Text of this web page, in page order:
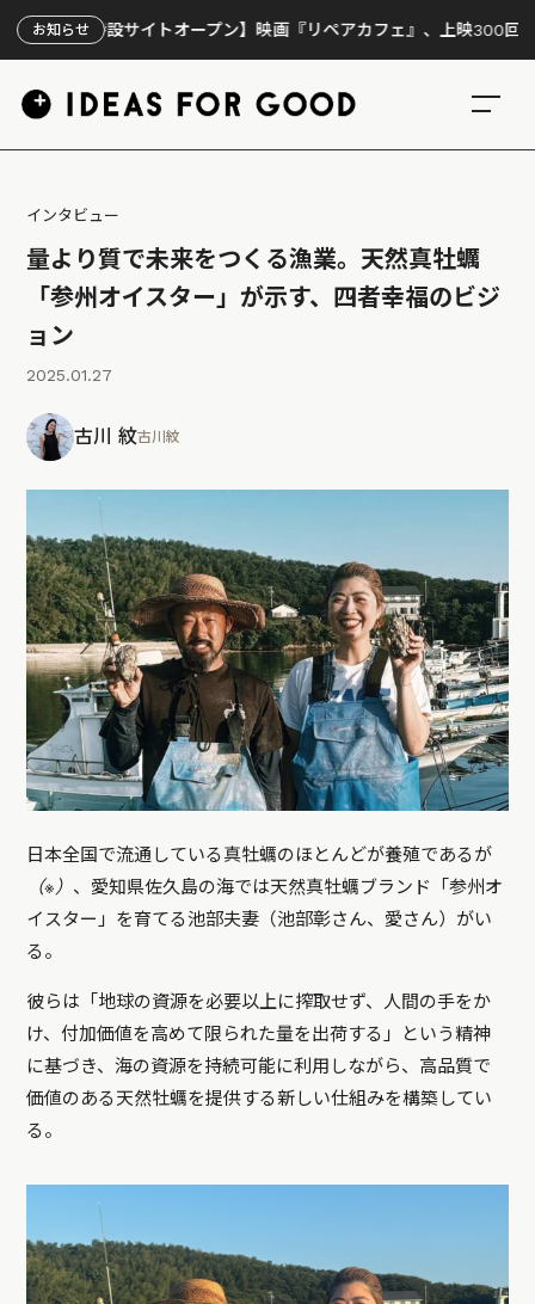
お知らせ
イトオープン】映画『リペアカフェ』、上映300回の先で見えてきた
インタビュー
量より質で未来をつくる漁業。天然真牡蠣
「参州オイスター」が示す、四者幸福のビジ
ョン
2025.01.27
古川 紋古川紋
日本全国で流通している真牡蠣のほとんどが養殖であるが
（※） 、愛知県佐久島の海では天然真牡蠣ブランド「参州オ
イスター」を育てる池部夫妻（池部彰さん、愛さん）がい
る。
彼らは「地球の資源を必要以上に搾取せず、人間の手をか
け、付加価値を高めて限られた量を出荷する」という精神
に基づき、海の資源を持続可能に利用しながら、高品質で
価値のある天然牡蠣を提供する新しい仕組みを構築してい
る。